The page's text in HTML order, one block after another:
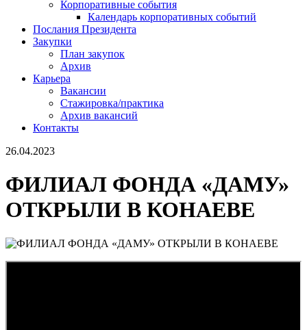
Корпоративные события
Календарь корпоративных событий
Послания Президента
Закупки
План закупок
Архив
Карьера
Вакансии
Стажировка/практика
Архив вакансий
Контакты
26.04.2023
ФИЛИАЛ ФОНДА «ДАМУ»
ОТКРЫЛИ В КОНАЕВЕ